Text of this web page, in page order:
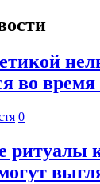
во
0
ритуалы